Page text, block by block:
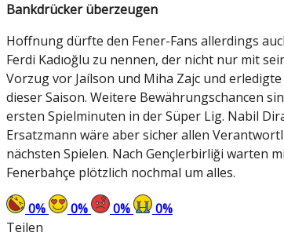
Bankdrücker überzeugen
Hoffnung dürfte den Fener-Fans allerdings
Ferdi Kadıoğlu zu nennen, der nicht nur mit
Vorzug vor Jaílson und Miha Zajc und
dieser Saison. Weitere Bewährungschancen
ersten Spielminuten in der Süper Lig. Nabil
Ersatzmann wäre aber sicher allen
nächsten Spielen. Nach Gençlerbirliği warten
Fenerbahçe plötzlich nochmal um alles.
0% 0% 0% 0%
Teilen